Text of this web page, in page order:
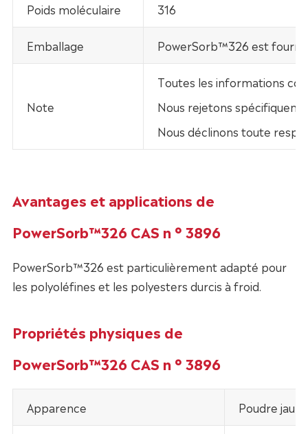
Poids moléculaire 316
Emballage PowerSorb™326 est fourni
Note
Toutes les informations
Nous rejetons
Nous déclinons toute
Avantages et applications de
PowerSorb™326 CAS n ° 3896
PowerSorb™326 est particulièrement adapté pour
les polyoléfines et les polyesters durcis à froid.
Propriétés physiques de
PowerSorb™326 CAS n ° 3896
Apparence Poudre